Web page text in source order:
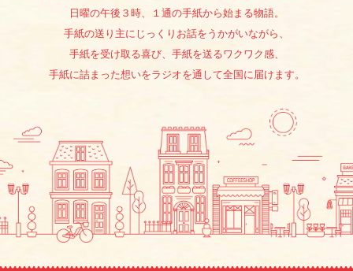
日曜の午後３時、１通の手紙から始まる物語。
手紙の送り主にじっくりお話をうかがいながら、
手紙を受け取る喜び、手紙を送るワクワク感、
手紙に詰まった想いをラジオを通して全国に届けます。